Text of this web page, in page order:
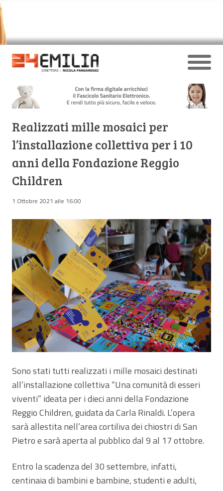
Realizzati mille mosaici per
l’installazione collettiva per i 10
anni della Fondazione Reggio
Children
1 Ottobre 2021 alle 16:00
Sono stati tutti realizzati i mille mosaici destinati
all’installazione collettiva “Una comunità di esseri
viventi” ideata per i dieci anni della Fondazione
Reggio Children, guidata da Carla Rinaldi. L’opera
sarà allestita nell’area cortiliva dei chiostri di San
Pietro e sarà aperta al pubblico dal 9 al 17 ottobre.
Entro la scadenza del 30 settembre, infatti,
centinaia di bambini e bambine, studenti e adulti,